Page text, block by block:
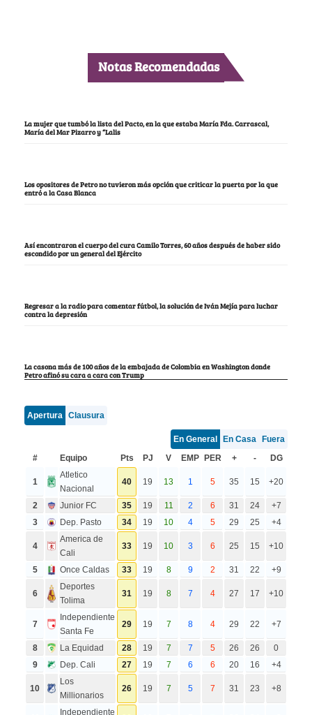
Notas Recomendadas
La mujer que tumbó la lista del Pacto, en la que estaba María Fda. Carrascal,
María del Mar Pizarro y “Lalis
Los opositores de Petro no tuvieron más opción que criticar la puerta por la que
entró a la Casa Blanca
Así encontraron el cuerpo del cura Camilo Torres, 60 años después de haber sido
escondido por un general del Ejército
Regresar a la radio para comentar fútbol, la solución de Iván Mejía para luchar
contra la depresión
La casona más de 100 años de la embajada de Colombia en Washington donde
Petro afinó su cara a cara con Trump
Apertura Clausura
En General En Casa
Fuera
#
Equipo Pts PJ V EMP PER + - DG
1
Atletico
Nacional
40 19 13 1 5 35 15 +20
2 Junior FC 35 19 11 2 6 31 24
+7
3
Dep. Pasto 34 19 10 4 5 29 25 +4
4
America de
Cali
33 19 10 3 6 25 15 +10
5 Once Caldas 33 19 8 9 2 31 22 +9
6
Deportes
Tolima
31 19 8 7 4 27 17 +10
7
Independiente
Santa Fe
29 19 7 8 4 29 22 +7
8 La Equidad 28 19 7 7 5 26 26
0
9
Dep. Cali 27 19 7 6 6 20 16 +4
10
Los
Millionarios
26 19 7 5 7 31 23 +8
Independiente